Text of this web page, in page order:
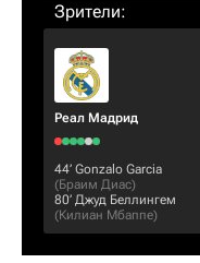
Зрители:
Реал Мадрид
44‎’‎ Gonzalo Garcia
(Браим Диас)
80‎’‎ Джуд Беллингем
(Килиан Мбаппе)